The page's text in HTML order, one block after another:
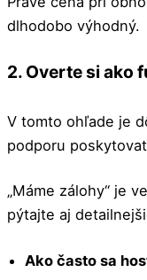
dlhodobo výhodný.
2. Overte si ako
V tomto ohľade je
podporu
„Máme zálohy“ je
pýtajte aj
Ako často sa